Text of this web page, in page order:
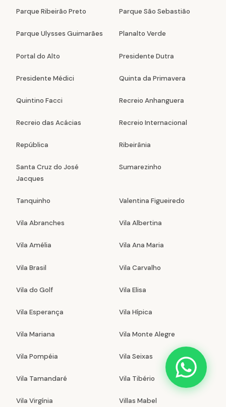
Parque Ribeirão Preto Parque São Sebastião
Parque Ulysses Guimarães Planalto Verde
Portal do Alto Presidente Dutra
Presidente Médici Quinta da Primavera
Quintino Facci Recreio Anhanguera
Recreio das Acácias Recreio Internacional
República Ribeirânia
Santa Cruz do José
Jacques
Sumarezinho
Tanquinho Valentina Figueiredo
Vila Abranches Vila Albertina
Vila Amélia Vila Ana Maria
Vila Brasil Vila Carvalho
Vila do Golf Vila Elisa
Vila Esperança Vila Hípica
Vila Mariana Vila Monte Alegre
Vila Pompéia Vila Seixas
Vila Tamandaré Vila Tibério
Vila Virgínia Villas Mabel